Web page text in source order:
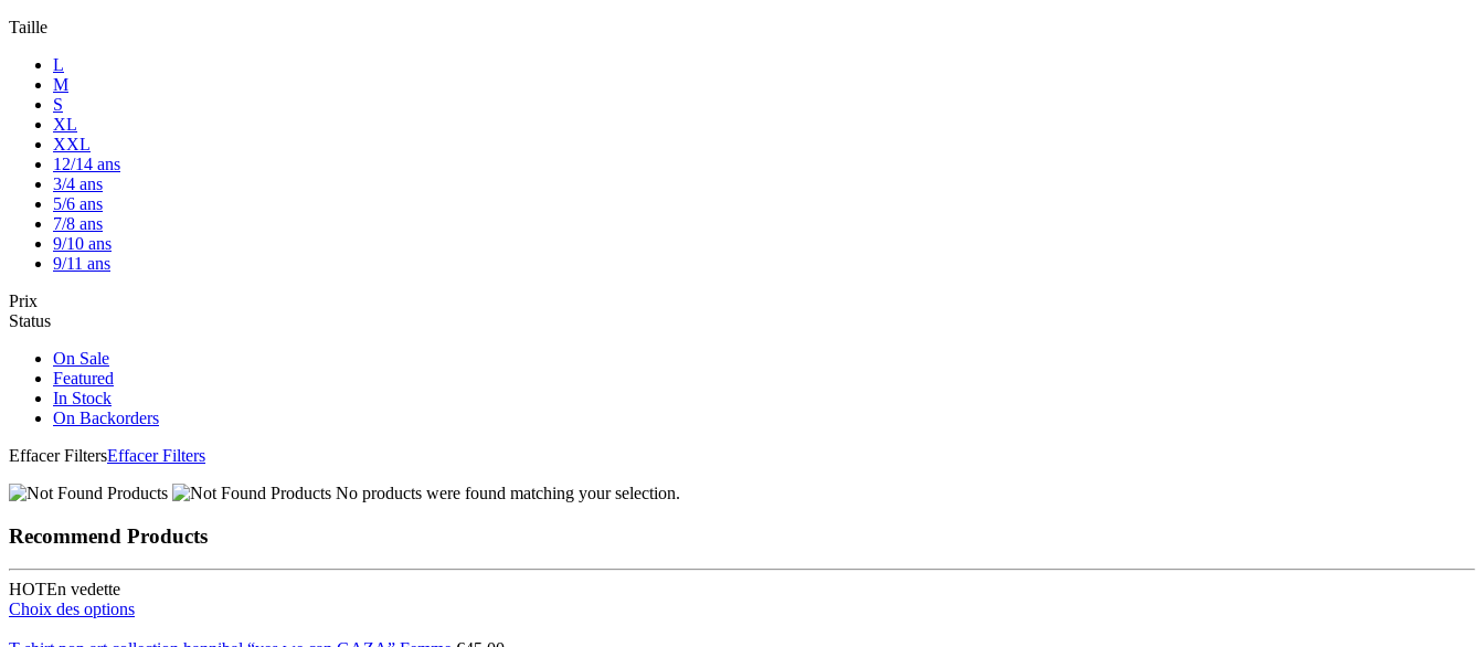
Taille
L
M
S
XL
XXL
12/14 ans
3/4 ans
5/6 ans
7/8 ans
9/10 ans
9/11 ans
Prix
Status
On Sale
Featured
In Stock
On Backorders
Effacer FiltersEffacer Filters
No products were found matching your selection.
Recommend Products
HOTEn vedette
Choix des options